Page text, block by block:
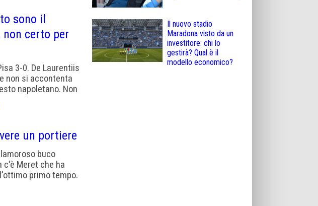
sono il
certo per
3-0. De Laurentiis
non si accontenta
napoletano. Non
un portiere
buco
c'è Meret che ha
primo tempo.
Il nuovo stadio
Maradona visto da un
investitore: chi lo
gestirà? Qual è il
modello economico?